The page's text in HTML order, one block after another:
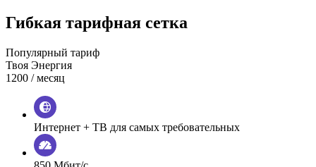
Гибкая тарифная сетка
Популярный тариф
Твоя Энергия
1200 / месяц
Интернет + ТВ для самых требовательных